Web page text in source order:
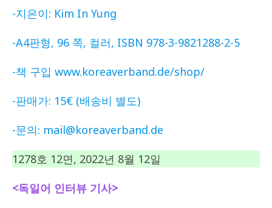
-지은이: Kim In Yung
-A4판형, 96 쪽, 컬러, ISBN 978-3-9821288-2-5
-책 구입 www.koreaverband.de/shop/
-판매가: 15€ (배송비 별도)
-문의: mail@koreaverband.de
1278호 12면, 2022년 8월 12일
<독일어 인터뷰 기사>